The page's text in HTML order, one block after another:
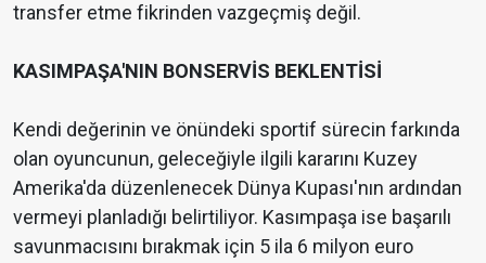
transfer etme fikrinden vazgeçmiş değil.
KASIMPAŞA'NIN BONSERVİS BEKLENTİSİ
Kendi değerinin ve önündeki sportif sürecin farkında
olan oyuncunun, geleceğiyle ilgili kararını Kuzey
Amerika'da düzenlenecek Dünya Kupası'nın ardından
vermeyi planladığı belirtiliyor. Kasımpaşa ise başarılı
savunmacısını bırakmak için 5 ila 6 milyon euro